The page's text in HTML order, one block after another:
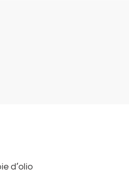
d’olio